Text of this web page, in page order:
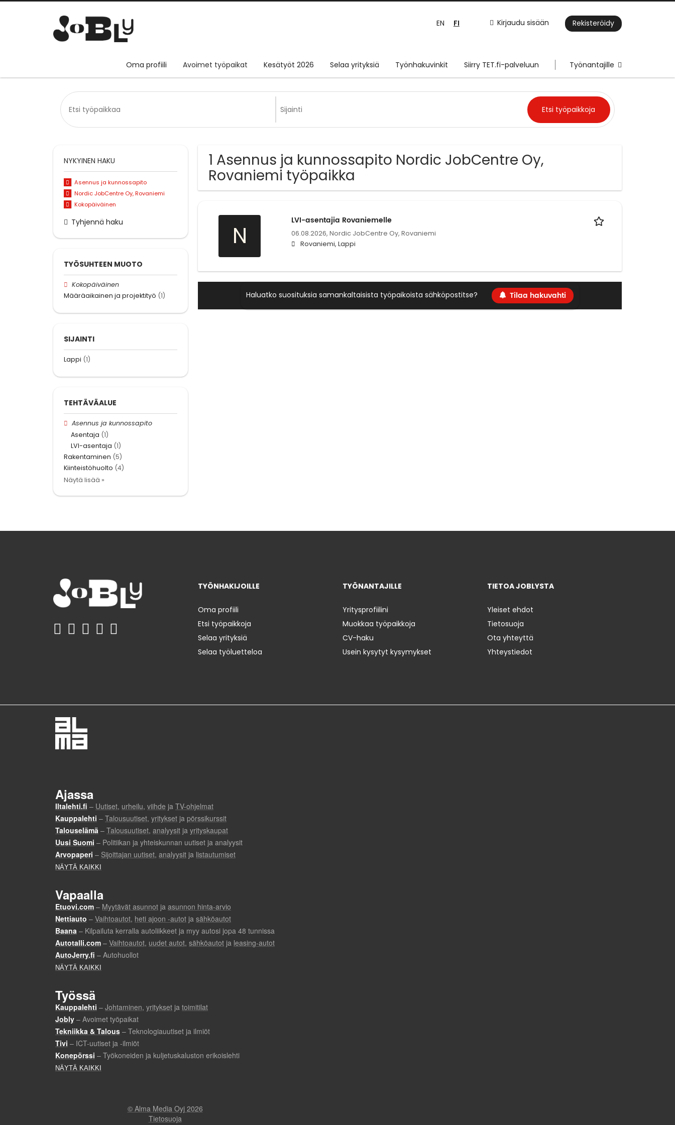
Kirjaudu sisään Rekisteröidy
EN FI
Oma profiili Avoimet työpaikat Kesätyöt 2026 Selaa yrityksiä Työnhakuvinkit Siirry TET.fi-palveluun Työnantajille
1 Asennus ja kunnossapito Nordic JobCentre Oy,
Rovaniemi työpaikka
N
LVI-asentajia Rovaniemelle
06.08.2026, Nordic JobCentre Oy, Rovaniemi
Rovaniemi, Lappi
Haluatko suosituksia samankaltaisista työpaikoista sähköpostitse? Tilaa hakuvahti
NYKYINEN HAKU
Asennus ja kunnossapito
Nordic JobCentre Oy, Rovaniemi
Kokopäiväinen
Tyhjennä haku
TYÖSUHTEEN MUOTO
Kokopäiväinen
Määräaikainen ja projektityö (1)
SIJAINTI
Lappi (1)
TEHTÄVÄALUE
Asennus ja kunnossapito
Asentaja (1)
LVI-asentaja (1)
Rakentaminen (5)
Kiinteistöhuolto (4)
Näytä lisää »
TYÖNHAKIJOILLE
Oma profiili
Etsi työpaikkoja
Selaa yrityksiä
Selaa työluetteloa
TYÖNANTAJILLE
Yritysprofiilini
Muokkaa työpaikkoja
CV-haku
Usein kysytyt kysymykset
TIETOA JOBLYSTA
Yleiset ehdot
Tietosuoja
Ota yhteyttä
Yhteystiedot